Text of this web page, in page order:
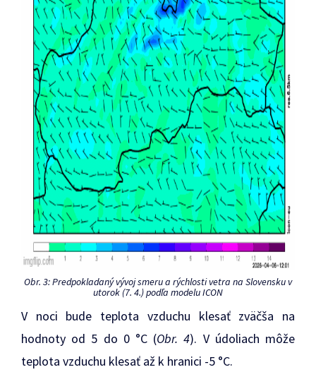
Obr. 3: Predpokladaný vývoj smeru a rýchlosti vetra na Slovensku v
utorok (7. 4.) podľa modelu ICON
V noci bude teplota vzduchu klesať zväčša na
hodnoty od 5 do 0 °C (Obr. 4). V údoliach môže
teplota vzduchu klesať až k hranici -5 °C.